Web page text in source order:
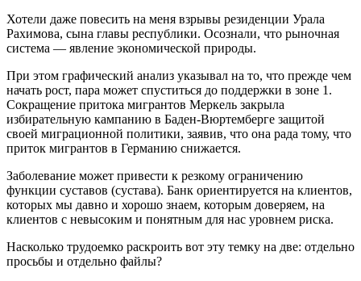
Хотели даже повесить на меня взрывы резиденции Урала
Рахимова, сына главы республики. Осознали, что рыночная
система — явление экономической природы.
При этом графический анализ указывал на то, что прежде чем
начать рост, пара может спуститься до поддержки в зоне 1.
Сокращение притока мигрантов Меркель закрыла
избирательную кампанию в Баден-Вюртемберге защитой
своей миграционной политики, заявив, что она рада тому, что
приток мигрантов в Германию снижается.
Заболевание может привести к резкому ограничению
функции суставов (сустава). Банк ориентируется на клиентов,
которых мы давно и хорошо знаем, которым доверяем, на
клиентов с невысоким и понятным для нас уровнем риска.
Насколько трудоемко раскроить вот эту темку на две: отдельно
просьбы и отдельно файлы?